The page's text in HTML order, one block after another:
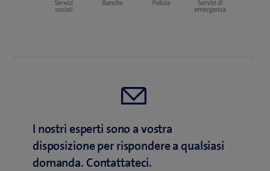
I nostri esperti sono a vostra
disposizione per rispondere a qualsiasi
domanda. Contattateci.